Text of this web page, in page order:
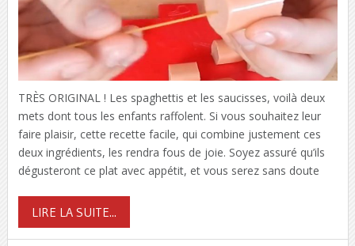
TRÈS ORIGINAL ! Les spaghettis et les saucisses, voilà deux
mets dont tous les enfants raffolent. Si vous souhaitez leur
faire plaisir, cette recette facile, qui combine justement ces
deux ingrédients, les rendra fous de joie. Soyez assuré qu’ils
dégusteront ce plat avec appétit, et vous serez sans doute
LIRE LA SUITE...